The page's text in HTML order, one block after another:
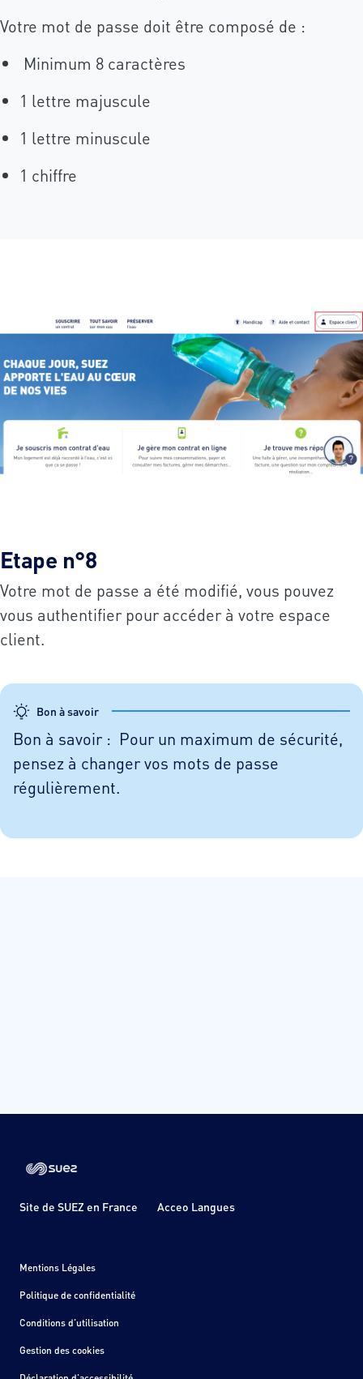
Votre mot de passe doit être composé de :
Minimum 8 caractères
1 lettre majuscule
1 lettre minuscule
1 chiffre
Etape n°8
Votre mot de passe a été modifié, vous pouvez
vous authentifier pour accéder à votre espace
client.
Bon à savoir
Bon à savoir : Pour un maximum de sécurité,
pensez à changer vos mots de passe
régulièrement.
Site de SUEZ en France Acceo Langues
Mentions Légales
Politique de confidentialité
Conditions d'utilisation
Gestion des cookies